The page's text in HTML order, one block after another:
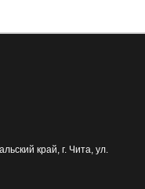
край, г. Чита, ул.